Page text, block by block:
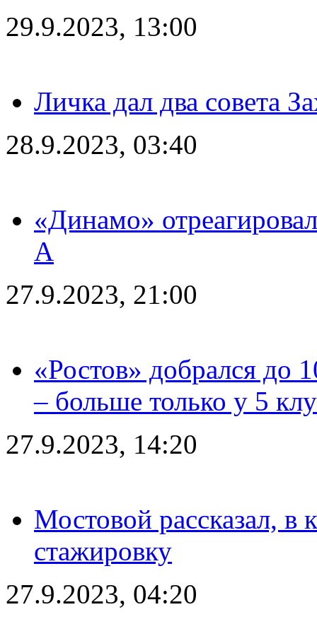
29.9.2023, 13:00
Личка дал два совета
28.9.2023, 03:40
«Динамо»
А
27.9.2023, 21:00
«Ростов» добрался до
– больше только у 5
27.9.2023, 14:20
Мостовой рассказал, в
стажировку
27.9.2023, 04:20